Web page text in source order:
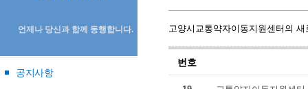
언제나 당신과 함께 동행합니다.
공지사항
고양시교통약자이동지원센터의
번호